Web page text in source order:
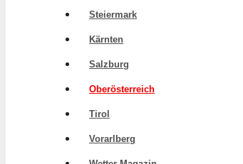
Steiermark
Kärnten
Salzburg
Oberösterreich
Tirol
Vorarlberg